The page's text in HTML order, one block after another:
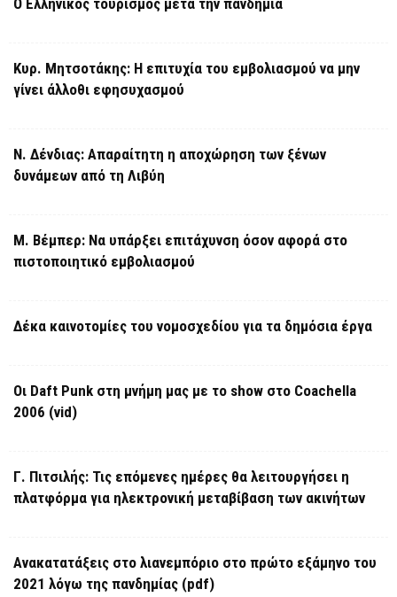
Ο Ελληνικός τουρισμός μετά την πανδημία
Κυρ. Μητσοτάκης: Η επιτυχία του εμβολιασμού να μην
γίνει άλλοθι εφησυχασμού
Ν. Δένδιας: Απαραίτητη η αποχώρηση των ξένων
δυνάμεων από τη Λιβύη
Μ. Βέμπερ: Να υπάρξει επιτάχυνση όσον αφορά στο
πιστοποιητικό εμβολιασμού
Δέκα καινοτομίες του νομοσχεδίου για τα δημόσια έργα
Οι Daft Punk στη μνήμη μας με το show στο Coachella
2006 (vid)
Γ. Πιτσιλής: Τις επόμενες ημέρες θα λειτουργήσει η
πλατφόρμα για ηλεκτρονική μεταβίβαση των ακινήτων
Ανακατατάξεις στο λιανεμπόριο στο πρώτο εξάμηνο του
2021 λόγω της πανδημίας (pdf)